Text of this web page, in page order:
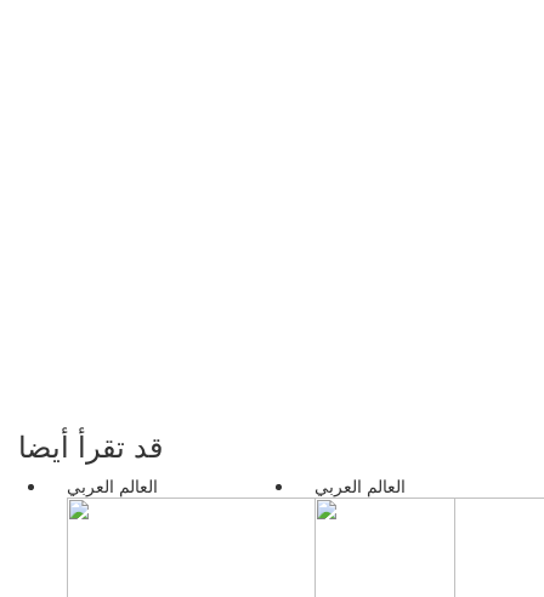
قد تقرأ أيضا
العالم العربي العالم العربي